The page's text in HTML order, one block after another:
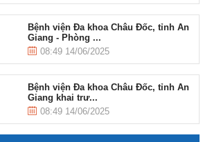
Bệnh viện Đa khoa Châu Đốc, tỉnh An
Giang - Phòng ...
08:49 14/06/2025
Bệnh viện Đa khoa Châu Đốc, tỉnh An
Giang khai trư...
08:49 14/06/2025